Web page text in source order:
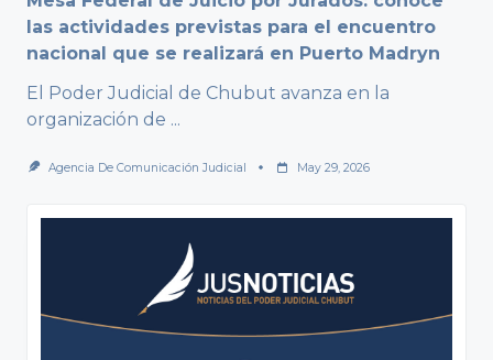
las actividades previstas para el encuentro
nacional que se realizará en Puerto Madryn
El Poder Judicial de Chubut avanza en la
organización de ...
Agencia De Comunicación Judicial May 29, 2026